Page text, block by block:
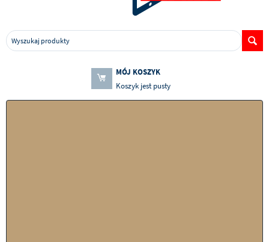
MÓJ KOSZYK
Koszyk jest pusty